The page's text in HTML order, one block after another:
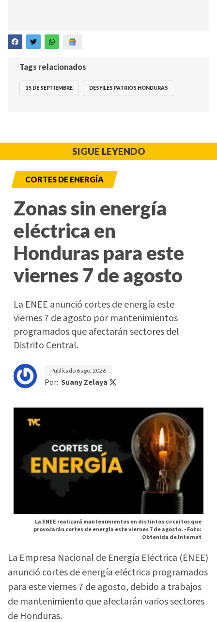
Tags relacionados
15 DE SEPTIEMBRE DESFILES PATRIOS HONDURAS
SIGUE LEYENDO
CORTES DE ENERGÍA
Zonas sin energía
eléctrica en
Honduras para este
viernes 7 de agosto
La ENEE anunció cortes de energía este
viernes 7 de agosto por mantenimientos
programados que afectarán sectores del
Distrito Central.
Publicado 6 ago. 2026
Por: Suany Zelaya
La ENEE realizará mantenimientos en distintos circuitos que
provocarán cortes de energía este viernes 7 de agosto. -Foto:
Obtenida de Internet
La Empresa Nacional de Energía Eléctrica (ENEE)
anunció cortes de energía eléctrica programados
para este viernes 7 de agosto, debido a trabajos
de mantenimiento que afectarán varios sectores
de Honduras.